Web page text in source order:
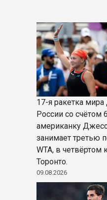
17-я ракетка
России со счётом
американку
занимает третью
WTA, в четвёртом
Торонто.
09.08.2026